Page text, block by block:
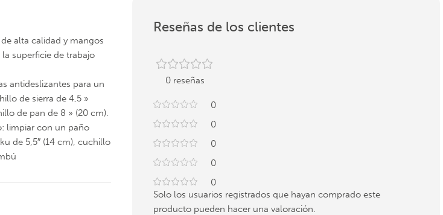
alta calidad y mangos
superficie de trabajo
antideslizantes para un
de sierra de 4,5 »
de pan de 8 » (20 cm).
limpiar con un paño
de 5,5″ (14 cm), cuchillo
Reseñas de los clientes
0 reseñas
0
0
0
0
0
Solo los usuarios registrados que hayan comprado este
producto pueden hacer una valoración.